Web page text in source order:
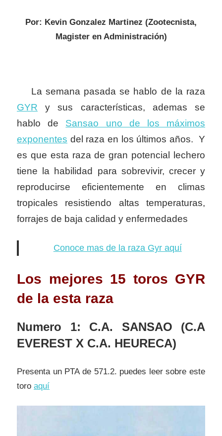
Por: Kevin Gonzalez Martinez (Zootecnista,
Magister en Administración)
La semana pasada se hablo de la raza
GYR y sus características, ademas se
hablo de Sansao uno de los máximos
exponentes del raza en los últimos años. Y
es que esta raza de gran potencial lechero
tiene la habilidad para sobrevivir, crecer y
reproducirse eficientemente en climas
tropicales resistiendo altas temperaturas,
forrajes de baja calidad y enfermedades
Conoce mas de la raza Gyr aquí
Los mejores 15 toros GYR
de la esta raza
Numero 1: C.A. SANSAO (C.A
EVEREST X C.A. HEURECA)
Presenta un PTA de 571.2. puedes leer sobre este
toro aquí